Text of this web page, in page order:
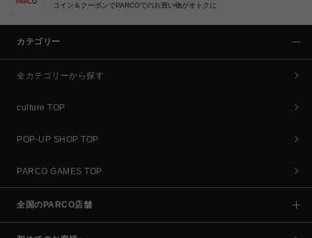
コイン＆クーポンでPARCOでのお買い物がオトクに
カテゴリー
全カテゴリーから探す
culture TOP
POP-UP SHOP TOP
PARCO GAMES TOP
全国のPARCO店舗